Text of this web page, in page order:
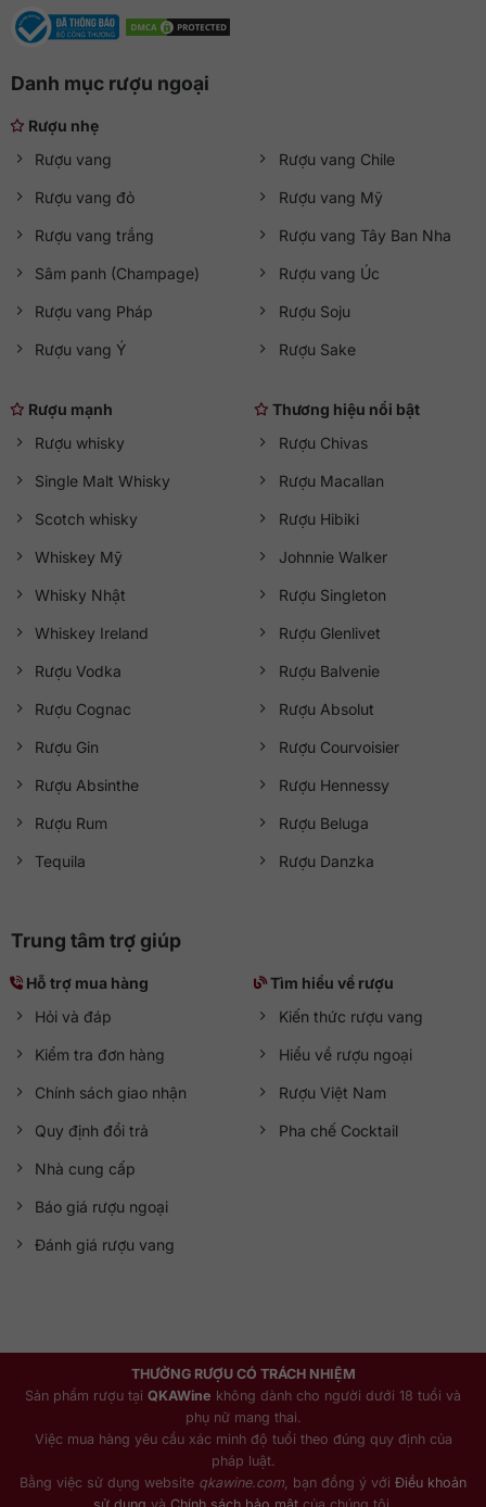
Danh mục rượu ngoại
Rượu nhẹ
Rượu vang
Rượu vang đỏ
Rượu vang trắng
Sâm panh (Champage)
Rượu vang Pháp
Rượu vang Ý
Rượu vang Chile
Rượu vang Mỹ
Rượu vang Tây Ban Nha
Rượu vang Úc
Rượu Soju
Rượu Sake
Rượu mạnh
Rượu whisky
Single Malt Whisky
Scotch whisky
Whiskey Mỹ
Whisky Nhật
Whiskey Ireland
Rượu Vodka
Rượu Cognac
Rượu Gin
Rượu Absinthe
Rượu Rum
Tequila
Thương hiệu nổi bật
Rượu Chivas
Rượu Macallan
Rượu Hibiki
Johnnie Walker
Rượu Singleton
Rượu Glenlivet
Rượu Balvenie
Rượu Absolut
Rượu Courvoisier
Rượu Hennessy
Rượu Beluga
Rượu Danzka
Trung tâm trợ giúp
Hỗ trợ mua hàng
Hỏi và đáp
Kiểm tra đơn hàng
Chính sách giao nhận
Quy định đổi trả
Nhà cung cấp
Báo giá rượu ngoại
Đánh giá rượu vang
Tìm hiểu về rượu
Kiến thức rượu vang
Hiểu về rượu ngoại
Rượu Việt Nam
Pha chế Cocktail
THƯỞNG RƯỢU CÓ TRÁCH NHIỆM
Sản phẩm rượu tại QKAWine không dành cho người dưới 18 tuổi và
phụ nữ mang thai.
Việc mua hàng yêu cầu xác minh độ tuổi theo đúng quy định của
pháp luật.
Bằng việc sử dụng website qkawine.com , bạn đồng ý với Điều khoản